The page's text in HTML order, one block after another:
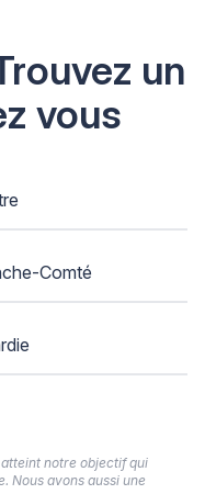
un
vous
Comté
atteint notre objectif qui
Nous avons aussi une